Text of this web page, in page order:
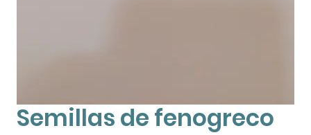
Semillas de fenogreco